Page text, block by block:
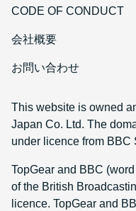
CODE OF CONDUCT
会社概要
お問い合わせ
This website is owned
Japan Co. Ltd. The
under licence from BBC
TopGear and BBC
of the British
licence. TopGear and